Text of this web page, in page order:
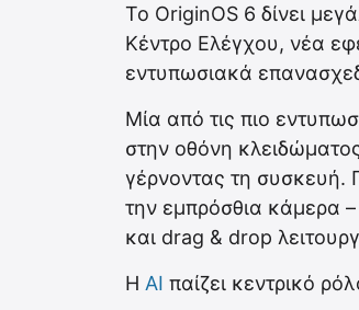
Το OriginOS 6 δίνει
Κέντρο Ελέγχου, νέα
εντυπωσιακά
Μία από τις πιο
στην οθόνη
γέρνοντας τη συσκευή.
την εμπρόσθια κάμερα
και drag & drop
Η AI παίζει κεντρικό